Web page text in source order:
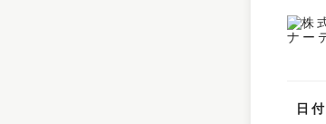
日付